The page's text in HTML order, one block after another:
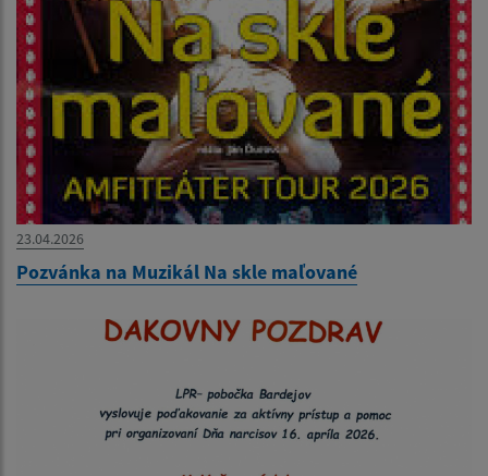
23.04.2026
Pozvánka na Muzikál Na skle maľované